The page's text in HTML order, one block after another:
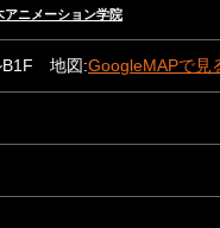
ニメーション学院
B1F 地図:GoogleMAPで見